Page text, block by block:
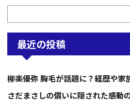
最近の投稿
柳楽優弥 胸毛が話題に？経歴や家
さだまさしの償いに隠された感動